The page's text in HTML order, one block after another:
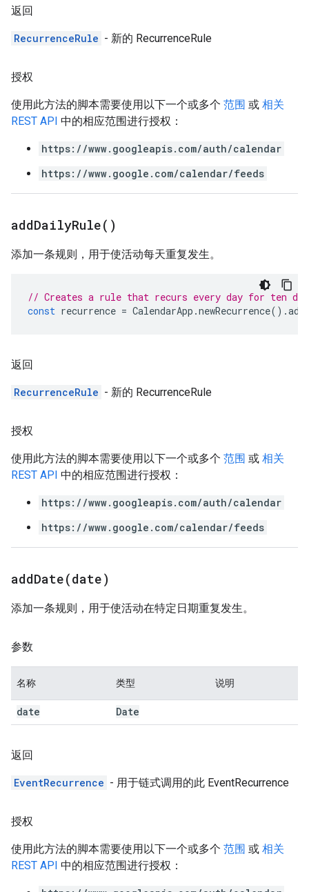
返回
RecurrenceRule - 新的 RecurrenceRule
授权
使用此方法的脚本需要使用以下一个或多个 范围 或 相关
REST API 中的相应范围进行授权：
https://www.googleapis.com/auth/calendar
https://www.google.com/calendar/feeds
addDailyRule( )
添加一条规则，用于使活动每天重复发生。
// Creates a rule that recurs every day for ten
const recurrence = CalendarApp .newRecurrence().
返回
RecurrenceRule - 新的 RecurrenceRule
授权
使用此方法的脚本需要使用以下一个或多个 范围 或 相关
REST API 中的相应范围进行授权：
https://www.googleapis.com/auth/calendar
https://www.google.com/calendar/feeds
addDate(date)
添加一条规则，用于使活动在特定日期重复发生。
参数
名称 类型 说明
date Date
返回
EventRecurrence - 用于链式调用的此 EventRecurrence
授权
使用此方法的脚本需要使用以下一个或多个 范围 或 相关
REST API 中的相应范围进行授权：